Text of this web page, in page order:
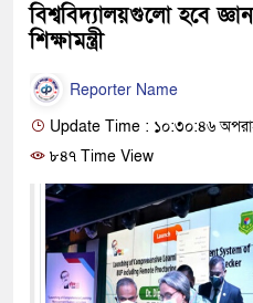
বিশ্ববিদ্যালয়গুলো হবে
শিক্ষামন্ত্রী
Reporter Name
Update Time : ১০:৩০:৪৬
৮৪৭ Time View